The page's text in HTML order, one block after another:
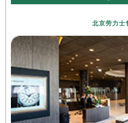
北京劳力士